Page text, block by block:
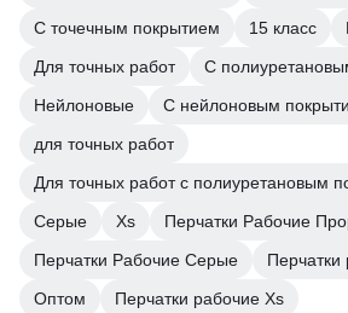
С точечным покрытием
15 класс
Для точных работ
С
Нейлоновые
С нейлоновым
для точных работ
Для точных работ с полиуретановым
Серые
Xs
Перчатки Рабочие
Перчатки Рабочие Серые
Перчатки
Оптом
Перчатки рабочие Xs